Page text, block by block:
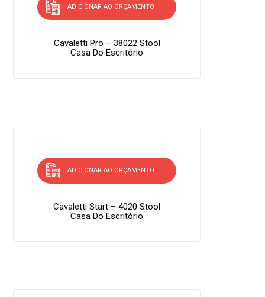
ADICIONAR AO ORÇAMENTO
Cavaletti Pro – 38022 Stool
Casa Do Escritório
ADICIONAR AO ORÇAMENTO
Cavaletti Start – 4020 Stool
Casa Do Escritório